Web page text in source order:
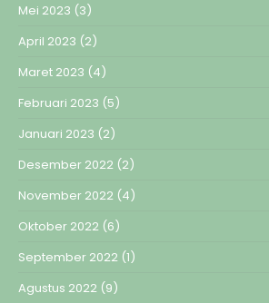
Mei 2023 (3)
April 2023 (2)
Maret 2023 (4)
Februari 2023 (5)
Januari 2023 (2)
Desember 2022 (2)
November 2022 (4)
Oktober 2022 (6)
September 2022 (1)
Agustus 2022 (9)